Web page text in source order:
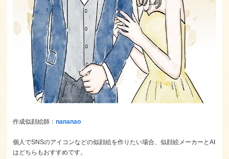
作成似顔絵師：nananao
個人でSNSのアイコンなどの似顔絵を作りたい場合、似顔絵メーカーとAI
はどちらもおすすめです。